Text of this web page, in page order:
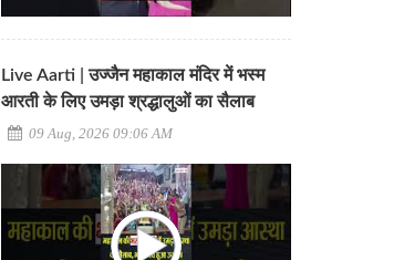
Live Aarti | उज्जैन महाकाल मंदिर में भस्म
आरती के लिए उमड़ा श्रद्धालुओं का सैलाब
09 Aug, 2026 09:06 AM